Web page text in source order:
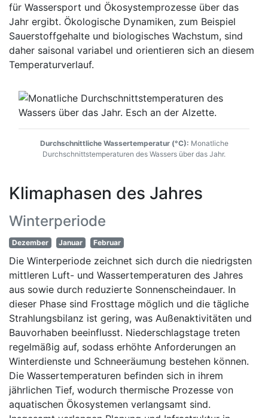
für Wassersport und Ökosystemprozesse über das
Jahr ergibt. Ökologische Dynamiken, zum Beispiel
Sauerstoffgehalte und biologisches Wachstum, sind
daher saisonal variabel und orientieren sich an diesem
Temperaturverlauf.
Durchschnittliche Wassertemperatur (°C): Monatliche
Durchschnittstemperaturen des Wassers über das Jahr.
Klimaphasen des Jahres
Winterperiode
Dezember Januar Februar
Die Winterperiode zeichnet sich durch die niedrigsten
mittleren Luft- und Wassertemperaturen des Jahres
aus sowie durch reduzierte Sonnenscheindauer. In
dieser Phase sind Frosttage möglich und die tägliche
Strahlungsbilanz ist gering, was Außenaktivitäten und
Bauvorhaben beeinflusst. Niederschlagstage treten
regelmäßig auf, sodass erhöhte Anforderungen an
Winterdienste und Schneeräumung bestehen können.
Die Wassertemperaturen befinden sich in ihrem
jährlichen Tief, wodurch thermische Prozesse von
aquatischen Ökosystemen verlangsamt sind.